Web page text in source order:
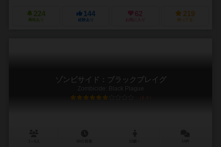
224
興味あり
144
経験あり
62
お気に入り
219
持ってる
ゾンビサイド：ブラックプレイグ
Zombicide: Black Plague
6.6